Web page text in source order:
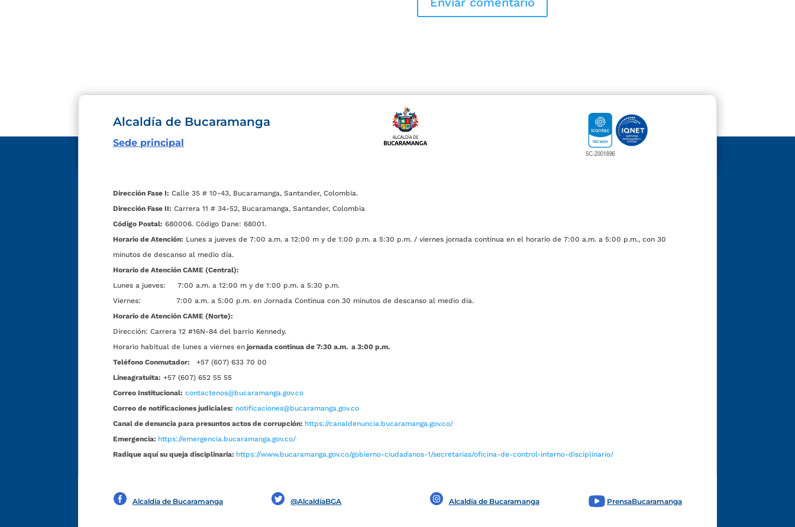
Alcaldía de Bucaramanga
Sede principal
Dirección Fase I: Calle 35 # 10-43, Bucaramanga, Santander, Colombia.
Dirección Fase II: Carrera 11 # 34-52, Bucaramanga, Santander, Colombia
Código Postal: 680006. Código Dane: 68001.
Horario de Atención: Lunes a jueves de 7:00 a.m. a 12:00 m y de 1:00 p.m. a 5:30 p.m. / viernes jornada continua en el horario de 7:00 a.m. a 5:00 p.m., con 30
minutos de descanso al medio día.
Horario de Atención CAME (Central):
Lunes a jueves: 7:00 a.m. a 12:00 m y de 1:00 p.m. a 5:30 p.m.
Viernes: 7:00 a.m. a 5:00 p.m. en Jornada Continua con 30 minutos de descanso al medio día.
Horario de Atención CAME (Norte):
Dirección: Carrera 12 #16N-84 del barrio Kennedy.
Horario habitual de lunes a viernes en jornada continua de 7:30 a.m. a 3:00 p.m.
Teléfono Conmutador:
+57 (607) 633 70 00
Líneagratuita: +57 (607) 652 55 55
Correo Institucional: contactenos@bucaramanga.gov.co
Correo de notificaciones judiciales: notificaciones@bucaramanga.gov.co
Canal de denuncia para presuntos actos de corrupción: https://canaldenuncia.bucaramanga.gov.co/
Emergencia: https://emergencia.bucaramanga.gov.co/
Radique aquí su queja disciplinaria: https://www.bucaramanga.gov.co/gobierno-ciudadanos-1/secretarias/oficina-de-control-interno-disciplinario/
Alcaldía de Bucaramanga @AlcaldíaBGA Alcaldía de Bucaramanga PrensaBucaramanga